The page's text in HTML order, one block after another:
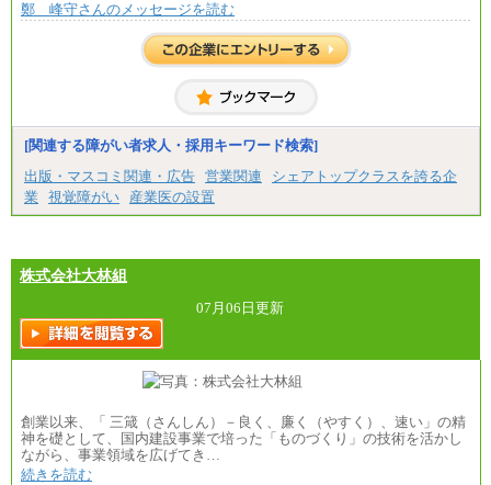
鄭 峰守さんのメッセージを読む
[関連する障がい者求人・採用キーワード検索]
出版・マスコミ関連・広告 営業関連
シェアトップクラスを誇る企
業
視覚障がい 産業医の設置
株式会社大林組
07月06日更新
創業以来、「 三箴（さんしん）－良く、廉く（やすく）、速い」の精
神を礎として、国内建設事業で培った「ものづくり」の技術を活かし
ながら、事業領域を広げてき…
続きを読む